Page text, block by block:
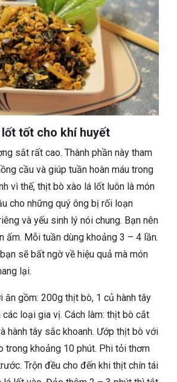
tốt cho khí huyết
sắt rất cao. Thành phần này tham
cầu và giúp tuần hoàn máu trong
vì thế, thịt bò xào lá lốt luôn là món
cho những quý ông bị rối loạn
và yếu sinh lý nói chung. Bạn nên
ấm. Mỗi tuần dùng khoảng 3 – 4 lần.
sẽ bất ngờ về hiệu quả mà món
lại.
ăn gồm: 200g thịt bò, 1 củ hành tây
loại gia vị. Cách làm: thịt bò cắt
hành tây sắc khoanh. Ướp thịt bò với
trong khoảng 10 phút. Phi tỏi thơm
Trộn đều cho đến khi thịt chín tái